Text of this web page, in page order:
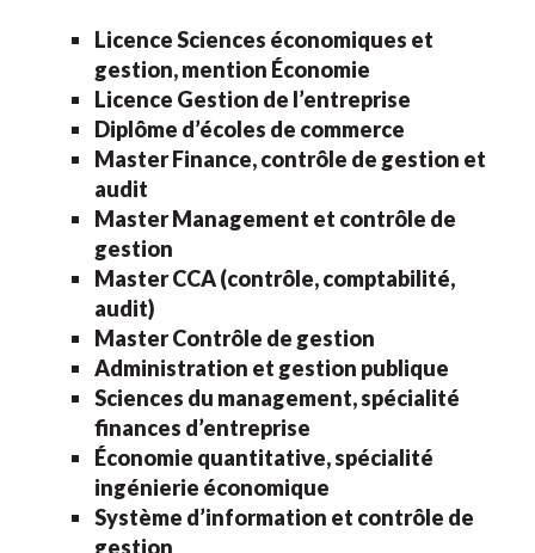
Licence Sciences économiques et
gestion, mention Économie
Licence Gestion de l’entreprise
Diplôme d’écoles de commerce
Master Finance, contrôle de gestion et
audit
Master Management et contrôle de
gestion
Master CCA (contrôle, comptabilité,
audit)
Master Contrôle de gestion
Administration et gestion publique
Sciences du management, spécialité
finances d’entreprise
Économie quantitative, spécialité
ingénierie économique
Système d’information et contrôle de
gestion